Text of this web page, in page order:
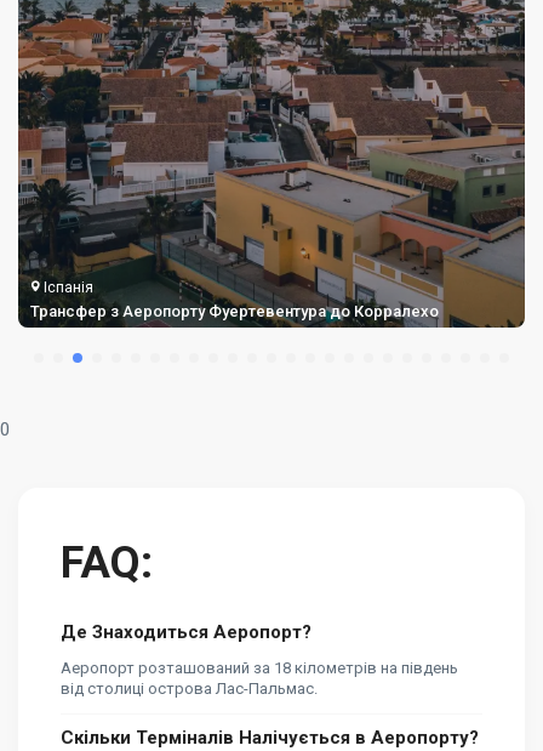
Іспанія
Трансфер з Аеропорту Фуертевентура до Корралехо
0
FAQ:
Де Знаходиться Аеропорт?
Аеропорт розташований за 18 кілометрів на південь
від столиці острова Лас-Пальмас.
Скільки Терміналів Налічується в Аеропорту?